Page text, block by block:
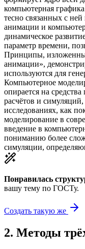
компьютерная
тесно связанных с
анимации и
динамическое
параметр времени,
Принципы,
анимации»,
используются для
Компьютерное
опирается на
расчётов и
исследованиях, как
моделирование в
введение в
пониманию более
симуляции,
Понравилась
вашу тему по ГОСТу.
Создать такую же
2. Методы